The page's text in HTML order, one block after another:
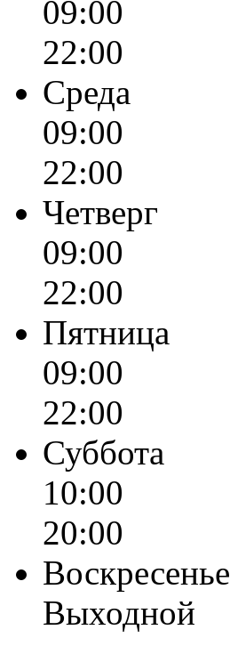
09:00
22:00
Среда
09:00
22:00
Четверг
09:00
22:00
Пятница
09:00
22:00
Суббота
10:00
20:00
Воскресенье
Выходной